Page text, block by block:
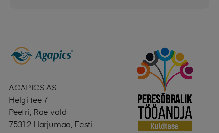
AGAPICS AS
Helgi tee 7
Peetri, Rae vald
75312 Harjumaa, Eesti